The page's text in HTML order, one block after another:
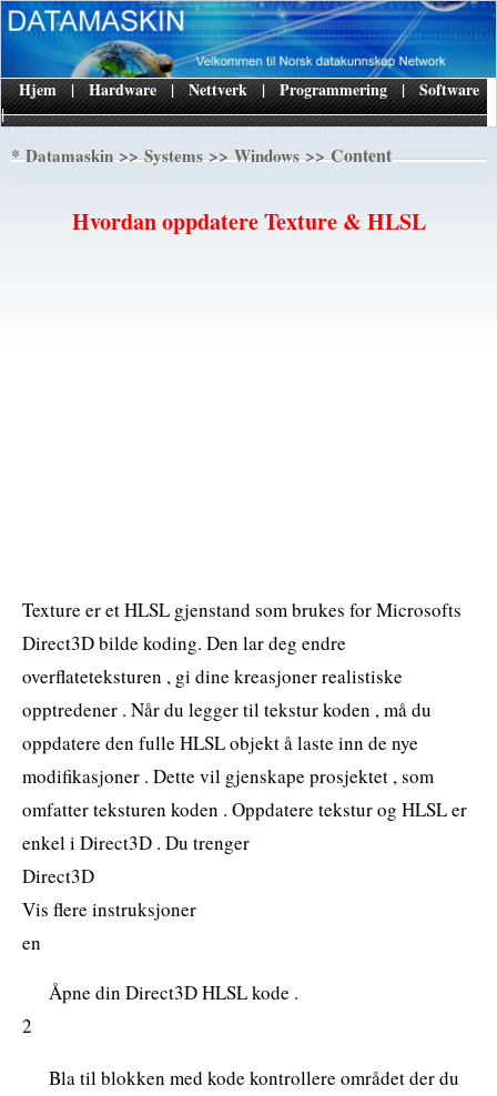
|
Hjem | Hardware | Nettverk | Programmering | Software
*Datamaskin>>Systems>>Windows>> Content
Hvordan oppdatere Texture & HLSL
Texture er et HLSL gjenstand som brukes for Microsofts
Direct3D bilde koding. Den lar deg endre
overflateteksturen , gi dine kreasjoner realistiske
opptredener . Når du legger til tekstur koden , må du
oppdatere den fulle HLSL objekt å laste inn de nye
modifikasjoner . Dette vil gjenskape prosjektet , som
omfatter teksturen koden . Oppdatere tekstur og HLSL er
enkel i Direct3D . Du trenger
Direct3D
Vis flere instruksjoner
en
Åpne din Direct3D HLSL kode .
2
Bla til blokken med kode kontrollere området der du